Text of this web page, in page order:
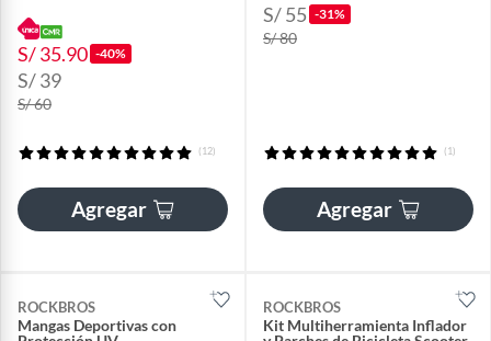
S/ 35.90 -40%
S/ 39
S/ 60
(12)
Agregar
S/ 55 -31%
S/ 80
(1)
Agregar
ROCKBROS
Mangas Deportivas con
ROCKBROS
Kit Multiherramienta Inflador